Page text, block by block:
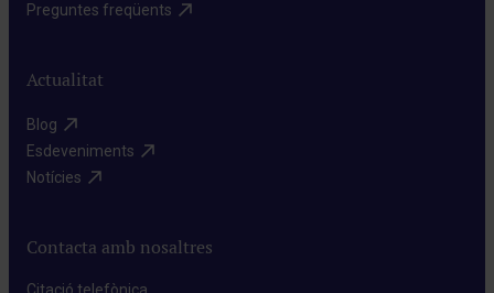
Preguntes freqüents​
Actualitat
Blog​
Esdeveniments​
Notícies​
Contacta amb nosaltres